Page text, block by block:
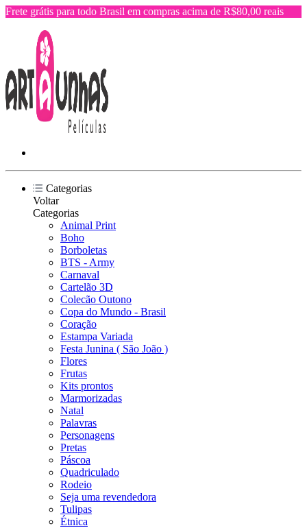
Frete grátis para todo Brasil em compras acima de R$80,00 reais
Categorias
Voltar
Categorias
Animal Print
Boho
Borboletas
BTS - Army
Carnaval
Cartelão 3D
Colecão Outono
Copa do Mundo - Brasil
Coração
Estampa Variada
Festa Junina ( São João )
Flores
Frutas
Kits prontos
Marmorizadas
Natal
Palavras
Personagens
Pretas
Páscoa
Quadriculado
Rodeio
Seja uma revendedora
Tulipas
Étnica